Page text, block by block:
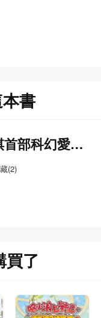
書
部科幻愛情
(2)
買了